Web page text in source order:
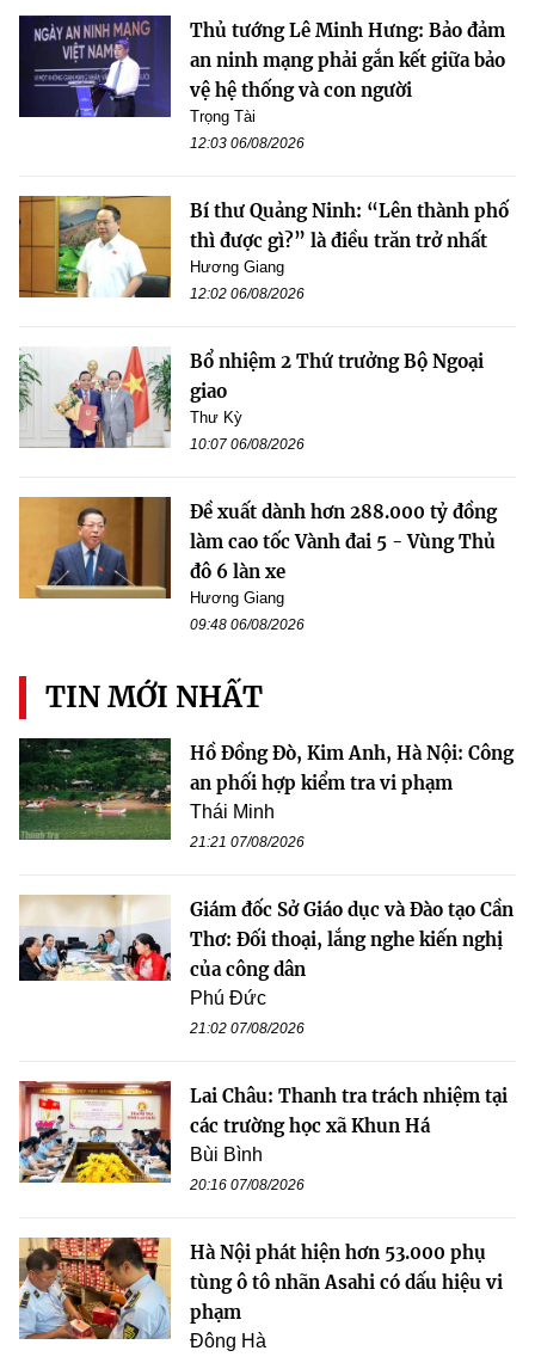
Thủ tướng Lê Minh Hưng: Bảo đảm
an ninh mạng phải gắn kết giữa bảo
vệ hệ thống và con người
Trọng Tài
12:03 06/08/2026
Bí thư Quảng Ninh: “Lên thành phố
thì được gì?” là điều trăn trở nhất
Hương Giang
12:02 06/08/2026
Bổ nhiệm 2 Thứ trưởng Bộ Ngoại
giao
Thư Kỳ
10:07 06/08/2026
Đề xuất dành hơn 288.000 tỷ đồng
làm cao tốc Vành đai 5 - Vùng Thủ
đô 6 làn xe
Hương Giang
09:48 06/08/2026
TIN MỚI NHẤT
Hồ Đồng Đò, Kim Anh, Hà Nội: Công
an phối hợp kiểm tra vi phạm
Thái Minh
21:21 07/08/2026
Giám đốc Sở Giáo dục và Đào tạo Cần
Thơ: Đối thoại, lắng nghe kiến nghị
của công dân
Phú Đức
21:02 07/08/2026
Lai Châu: Thanh tra trách nhiệm tại
các trường học xã Khun Há
Bùi Bình
20:16 07/08/2026
Hà Nội phát hiện hơn 53.000 phụ
tùng ô tô nhãn Asahi có dấu hiệu vi
phạm
Đông Hà